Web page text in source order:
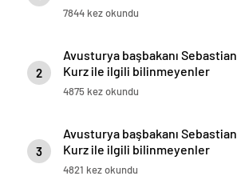
7844 kez okundu
2
Avusturya başbakanı Sebastian
Kurz ile ilgili bilinmeyenler
4875 kez okundu
3
Avusturya başbakanı Sebastian
Kurz ile ilgili bilinmeyenler
4821 kez okundu